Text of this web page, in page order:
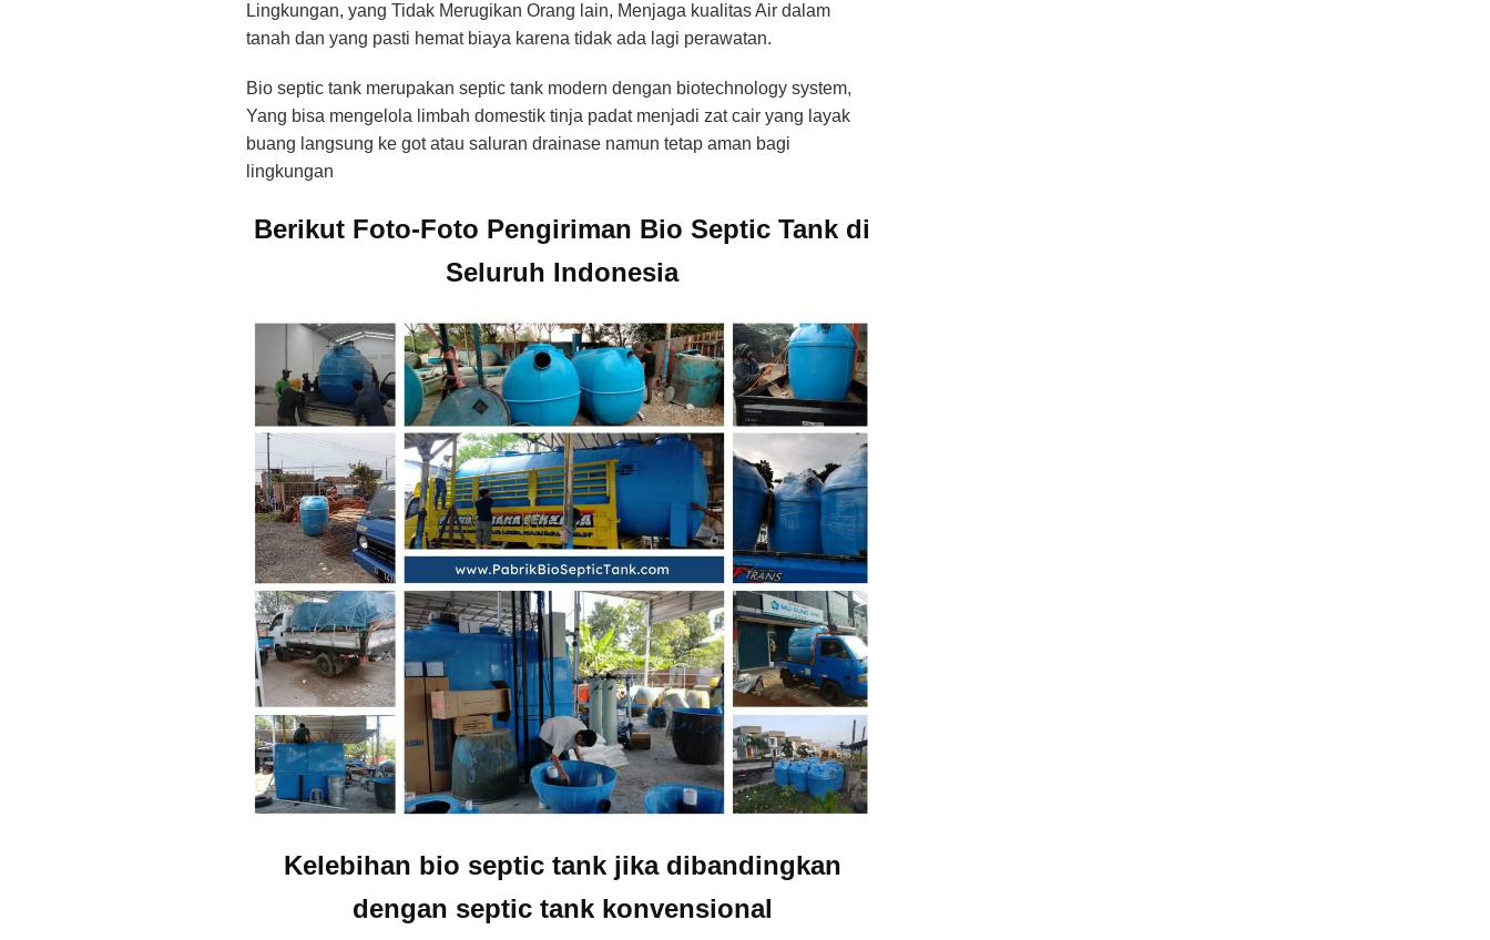
Lingkungan, yang Tidak Merugikan Orang lain, Menjaga kualitas Air dalam
tanah dan yang pasti hemat biaya karena tidak ada lagi perawatan.
Bio septic tank merupakan septic tank modern dengan biotechnology system,
Yang bisa mengelola limbah domestik tinja padat menjadi zat cair yang layak
buang langsung ke got atau saluran drainase namun tetap aman bagi
lingkungan
Berikut Foto-Foto Pengiriman Bio Septic Tank di
Seluruh Indonesia
Kelebihan bio septic tank jika dibandingkan
dengan septic tank konvensional